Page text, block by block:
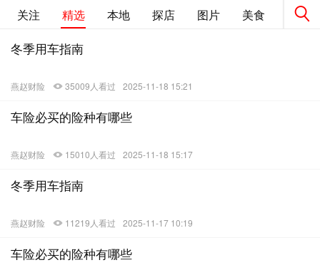
关注 精选 本地 探店 图片 美食 旅游
冬季用车指南
燕赵财险 35009人看过 2025-11-18 15:21
车险必买的险种有哪些
燕赵财险 15010人看过 2025-11-18 15:17
冬季用车指南
燕赵财险 11219人看过 2025-11-17 10:19
车险必买的险种有哪些